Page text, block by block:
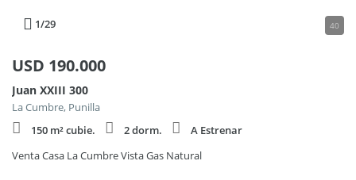
1/29 40
USD 190.000
Juan XXIII 300
La Cumbre, Punilla
150 m² cubie.
2 dorm.
A Estrenar
Venta Casa La Cumbre Vista Gas Natural